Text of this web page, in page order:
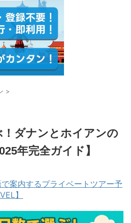
>
ダナンとホイアンの
年完全ガイド】
案内するプライベートツアー予
】